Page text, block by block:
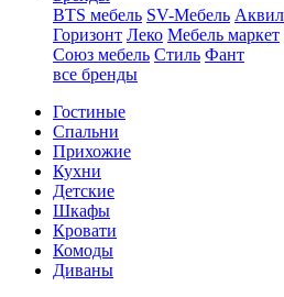
BTS мебель SV-Мебель
Горизонт Леко Мебель маркет
Союз мебель Стиль Фант
все бренды
Гостиные
Спальни
Прихожие
Кухни
Детские
Шкафы
Кровати
Комоды
Диваны